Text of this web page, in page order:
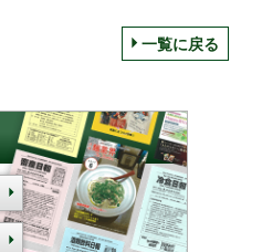
一覧に戻る